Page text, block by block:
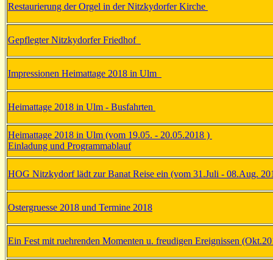
Restaurierung der Orgel in der Nitzkydorfer Kirche
Gepflegter Nitzkydorfer Friedhof
Impressionen Heimattage 2018 in Ulm
Heimattage 2018 in Ulm - Busfahrten
Heimattage 2018 in Ulm (vom 19.05. - 20.05.2018 )
Einladung und Programmablauf
HOG Nitzkydorf lädt zur Banat Reise ein (vom 31.Juli - 08.Aug.
Ostergruesse 2018 und Termine 2018
Ein Fest mit ruehrenden Momenten u. freudigen Ereignissen